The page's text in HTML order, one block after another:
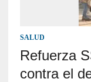
SALUD
Refuerza
contra el